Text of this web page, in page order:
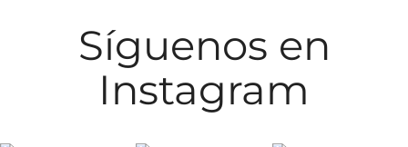
Síguenos en
Instagram